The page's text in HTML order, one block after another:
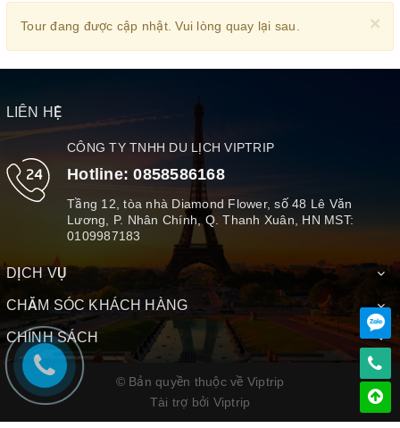
×
Tour đang được cập nhật. Vui lòng quay lại sau.
LIÊN HỆ
CÔNG TY TNHH DU LỊCH VIPTRIP
Hotline:0858586168
Tầng 12, tòa nhà Diamond Flower, số 48 Lê Văn
Lương, P. Nhân Chính, Q. Thanh Xuân, HN MST:
0109987183
DỊCH VỤ
CHĂM SÓC KHÁCH HÀNG
CHÍNH SÁCH
© Bản quyền thuộc về Viptrip
Tài trợ bởi Viptrip